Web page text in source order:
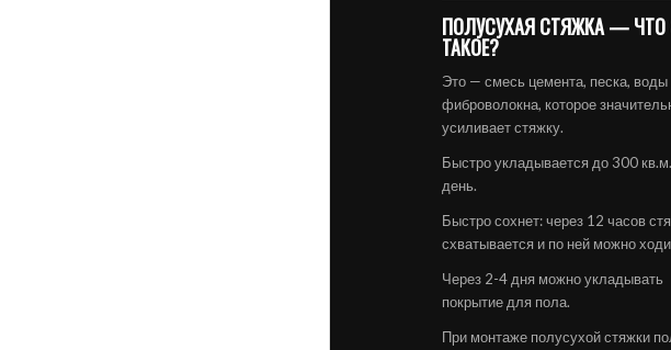
ПОЛУСУХАЯ СТЯЖКА — ЧТО
ТАКОЕ?
Это — смесь цемента, песка, воды
фиброволокна, которое
усиливает стяжку.
Быстро укладывается до 300
день.
Быстро сохнет: через 12 часов
схватывается и по ней можно
Через 2-4 дня можно укладывать
покрытие для пола.
При монтаже полусухой стяжки